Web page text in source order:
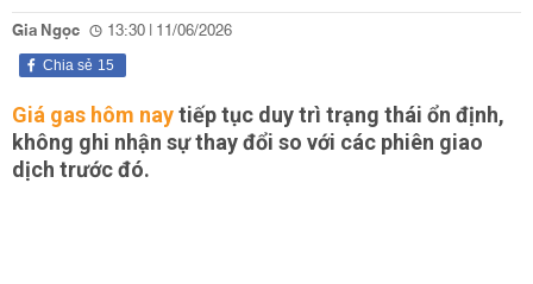
Gia Ngọc 13:30 | 11/06/2026
15
Chia sẻ
Giá gas hôm naytiếp tục duy trì trạng thái ổn định,
không ghi nhận sự thay đổi so với các phiên giao
dịch trước đó.